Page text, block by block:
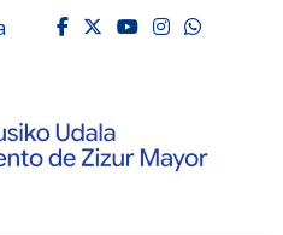
de
facebook
twitter
youtube